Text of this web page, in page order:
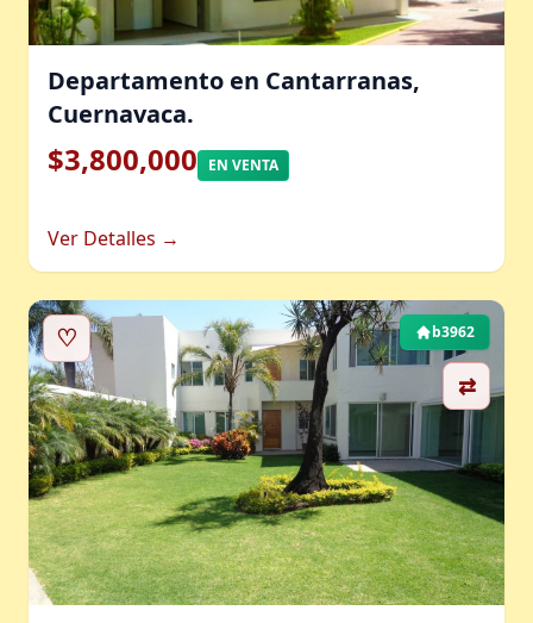
Departamento en Cantarranas,
Cuernavaca.
$3,800,000 EN VENTA
Ver Detalles →
♡
⇄
b3962